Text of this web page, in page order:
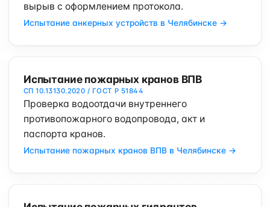
вырыв с оформлением протокола.
Испытание анкерных устройств в Челябинске →
Испытание пожарных кранов ВПВ
СП 10.13130.2020 / ГОСТ Р 51844
Проверка водоотдачи внутреннего
противопожарного водопровода, акт и
паспорта кранов.
Испытание пожарных кранов ВПВ в Челябинске →